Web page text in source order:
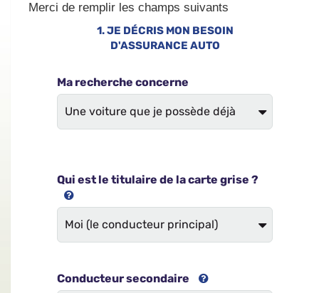
Merci de remplir les champs suivants